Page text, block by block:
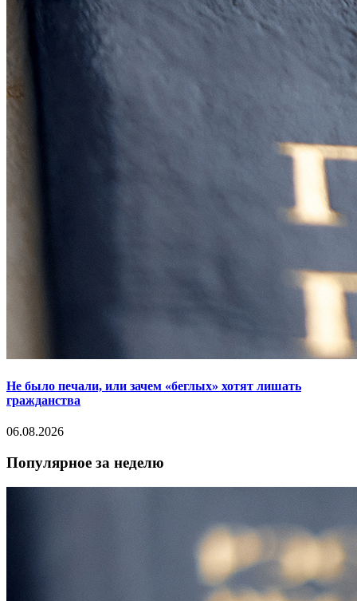
Не было печали, или зачем «беглых» хотят лишать
гражданства
06.08.2026
Популярное за неделю